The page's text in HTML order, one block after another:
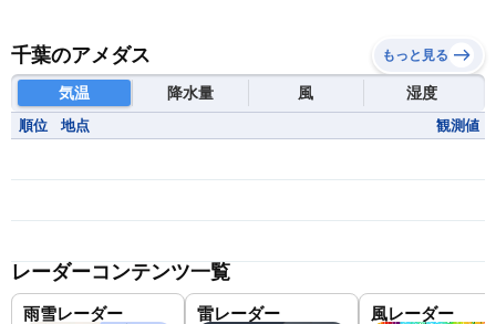
千葉のアメダス もっと見る
気温 降水量 風 湿度
順位 地点 観測値
レーダーコンテンツ一覧
雨雪レーダー 雷レーダー 風レーダー